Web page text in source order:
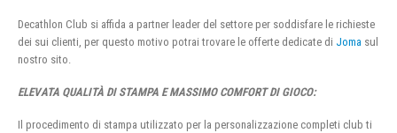
Decathlon Club si affida a partner leader del settore per soddisfare le richieste
dei sui clienti, per questo motivo potrai trovare le offerte dedicate di Joma sul
nostro sito.
ELEVATA QUALITÀ DI STAMPA E MASSIMO COMFORT DI GIOCO:
Il procedimento di stampa utilizzato per la personalizzazione completi club ti